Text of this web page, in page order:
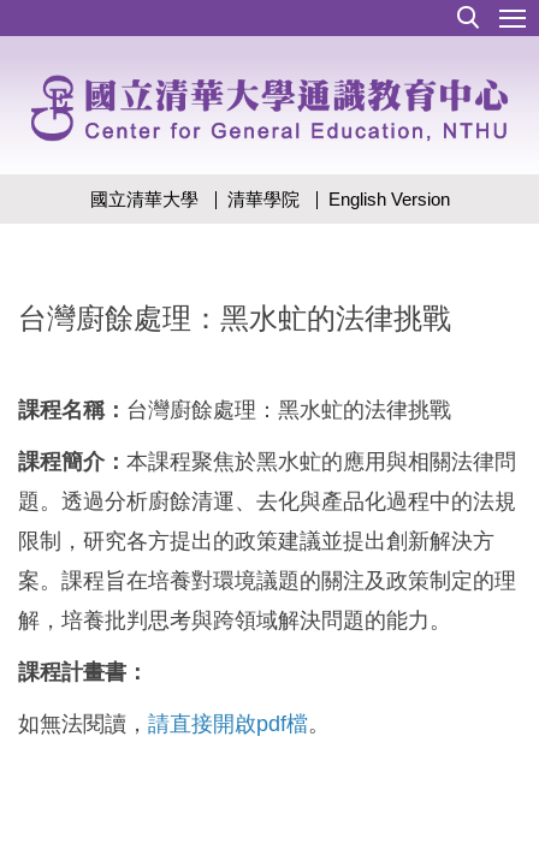
國立清華大學 清華學院 English Version
台灣廚餘處理：黑水虻的法律挑戰
課程名稱： 台灣廚餘處理：黑水虻的法律挑戰
課程簡介： 本課程聚焦於黑水虻的應用與相關法律問
題。透過分析廚餘清運、去化與產品化過程中的法規
限制，研究各方提出的政策建議並提出創新解決方
案。課程旨在培養對環境議題的關注及政策制定的理
解，培養批判思考與跨領域解決問題的能力。
課程計畫書：
如無法閱讀， 請直接開啟pdf檔。